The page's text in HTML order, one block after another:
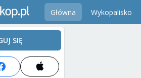
Główna Wykopalisko
SIĘ